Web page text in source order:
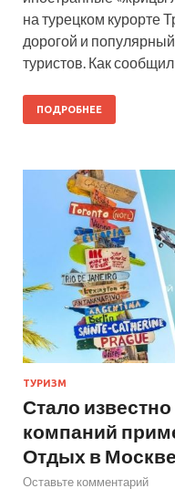
на турецком курорте
дорогой и
туристов. Как
ПОДРОБНЕЕ
ТУРИЗМ
Стало
компаний
Отдых в Москве
Оставьте комментарий